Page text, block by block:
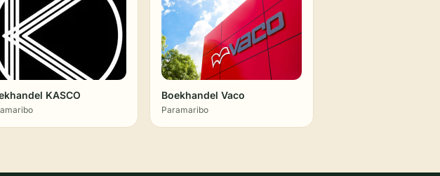
KASCO Boekhandel Vaco
Paramaribo